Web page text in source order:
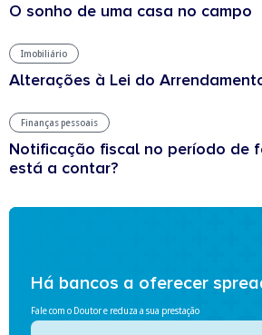
O sonho de uma casa no campo
Imobiliário
Alterações à Lei do
Finanças pessoais
Notificação fiscal no período de
está a contar?
Há bancos a oferecer
Fale com o Doutor e reduza a sua prestação